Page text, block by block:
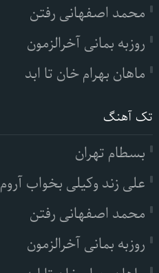
محمد اصفهانی رفتن
روزبه بمانی آخرالزمون
ماهان بهرام خان تا ابد
تک آهنگ
بسطام تهران
علی زند وکیلی بخواب آروم
محمد اصفهانی رفتن
روزبه بمانی آخرالزمون